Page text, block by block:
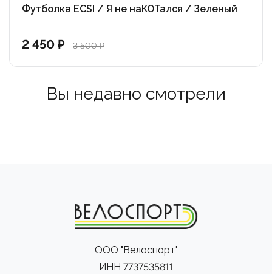
Футболка ECSI / Я не наКОТался / Зеленый
2 450 ₽ 3 500 ₽
Вы недавно смотрели
ООО "Велоспорт"
ИНН 7737535811